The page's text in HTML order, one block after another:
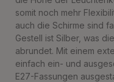
somit noch mehr
auch die Schirme sind
Gestell ist Silber, was
abrundet. Mit einem
einfach ein- und
E27-Fassungen